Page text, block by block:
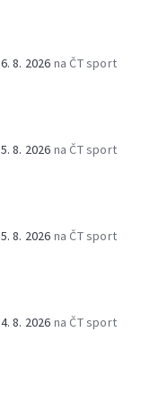
6. 8. 2026 na ČT sport
5. 8. 2026 na ČT sport
5. 8. 2026 na ČT sport
4. 8. 2026 na ČT sport